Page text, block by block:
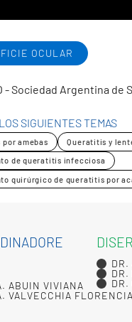
OCULAR
- Sociedad Argentina de
SIGUIENTES TEMAS
amebas Queratitis y
de queratitis infecciosa
quirúrgico de queratitis por
ABUIN VIVIANA
VALVECCHIA FLORENCIA
DR.
DR.
DR.